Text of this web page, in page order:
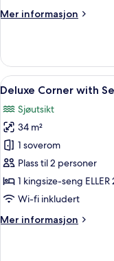
Mer informasjon
Mer
Seaview
Åpne
alle
bildene
av
Deluxe
Corner
with
Sea
7
Deluxe Corner with
Sjøutsikt
34 m²
1 soverom
Plass til 2 personer
1 kingsize-seng
Wi-fi inkludert
Mer informasjon
Mer